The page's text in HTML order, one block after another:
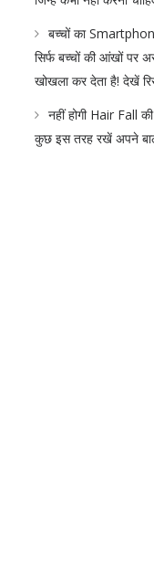
बच्चों का
सिर्फ बच्चों की आंखों पर
खोखला कर देता है! देखें
नहीं होगी Hair Fall
कुछ इस तरह रखें अपने